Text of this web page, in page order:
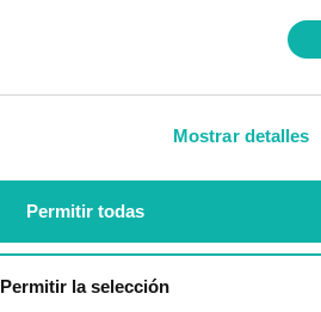
Mostrar detalles
Permitir todas
Permitir la selección